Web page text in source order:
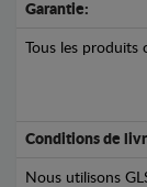
Garantie:
Tous les produits
Conditions de
Nous utilisons